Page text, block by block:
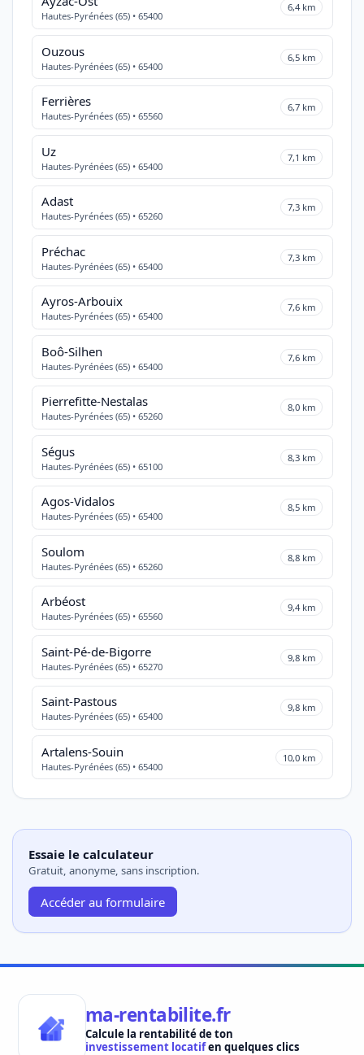
Hautes-Pyrénées (65) • 65400
6,4 km
Ouzous
Hautes-Pyrénées (65) • 65400
6,5 km
Ferrières
Hautes-Pyrénées (65) • 65560
6,7 km
Uz
Hautes-Pyrénées (65) • 65400
7,1 km
Adast
Hautes-Pyrénées (65) • 65260
7,3 km
Préchac
Hautes-Pyrénées (65) • 65400
7,3 km
Ayros-Arbouix
Hautes-Pyrénées (65) • 65400
7,6 km
Boô-Silhen
Hautes-Pyrénées (65) • 65400
7,6 km
Pierrefitte-Nestalas
Hautes-Pyrénées (65) • 65260
8,0 km
Ségus
Hautes-Pyrénées (65) • 65100
8,3 km
Agos-Vidalos
Hautes-Pyrénées (65) • 65400
8,5 km
Soulom
Hautes-Pyrénées (65) • 65260
8,8 km
Arbéost
Hautes-Pyrénées (65) • 65560
9,4 km
Saint-Pé-de-Bigorre
Hautes-Pyrénées (65) • 65270
9,8 km
Saint-Pastous
Hautes-Pyrénées (65) • 65400
9,8 km
Artalens-Souin
Hautes-Pyrénées (65) • 65400
10,0 km
Essaie le calculateur
Gratuit, anonyme, sans inscription.
Accéder au formulaire
ma-rentabilite.fr
Calcule la rentabilité de ton
investissement locatifen quelques clics